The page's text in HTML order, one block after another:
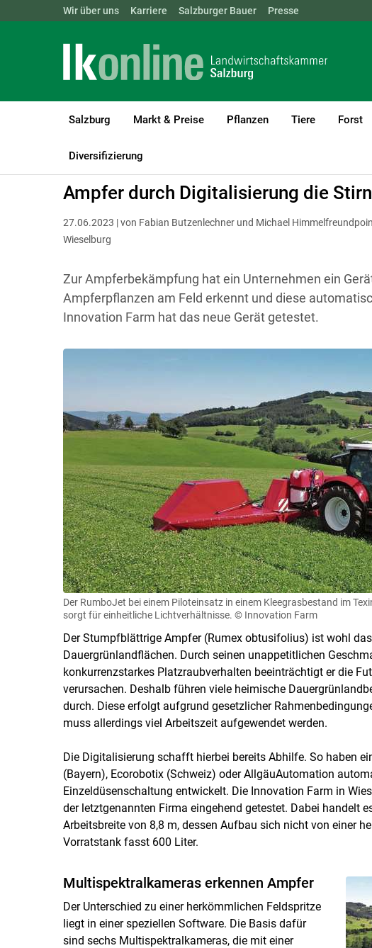
Landwirtschaftskammern: ÖSTERREICH BGLD KTN
Wir über uns Karriere Salzburger Bauer Presse
Salzburg Markt & Preise Pflanzen Tiere Forst
Diversifizierung
LK Salzburg Bauen, Energie & Technik
Ampfer durch Digitalisierung die
27.06.2023 | von Fabian Butzenlechner und Michael
Wieselburg
Zur Ampferbekämpfung hat ein Unternehmen ein
Ampferpflanzen am Feld erkennt und diese
Innovation Farm hat das neue Gerät getestet.
Der RumboJet bei einem Piloteinsatz in einem Kleegrasbestand im
sorgt für einheitliche Lichtverhältnisse. © Innovation Farm
Der Stumpfblättrige Ampfer (Rumex obtusifolius) ist wohl
Dauergrünlandflächen. Durch seinen unappetitlichen
konkurrenzstarkes Platzraubverhalten beeinträchtigt er die
verursachen. Deshalb führen viele heimische
durch. Diese erfolgt aufgrund gesetzlicher
muss allerdings viel Arbeitszeit aufgewendet werden.
Die Digitalisierung schafft hierbei bereits Abhilfe. So haben
(Bayern), Ecorobotix (Schweiz) oder AllgäuAutomation
Einzeldüsenschaltung entwickelt. Die Innovation Farm in
der letztgenannten Firma eingehend getestet. Dabei handelt
Arbeitsbreite von 8,8 m, dessen Aufbau sich nicht von einer
Vorratstank fasst 600 Liter.
Multispektralkameras erkennen Ampfer
Der Unterschied zu einer herkömmlichen Feldspritze
liegt in einer speziellen Software. Die Basis dafür
sind sechs Multispektralkameras, die mit einer